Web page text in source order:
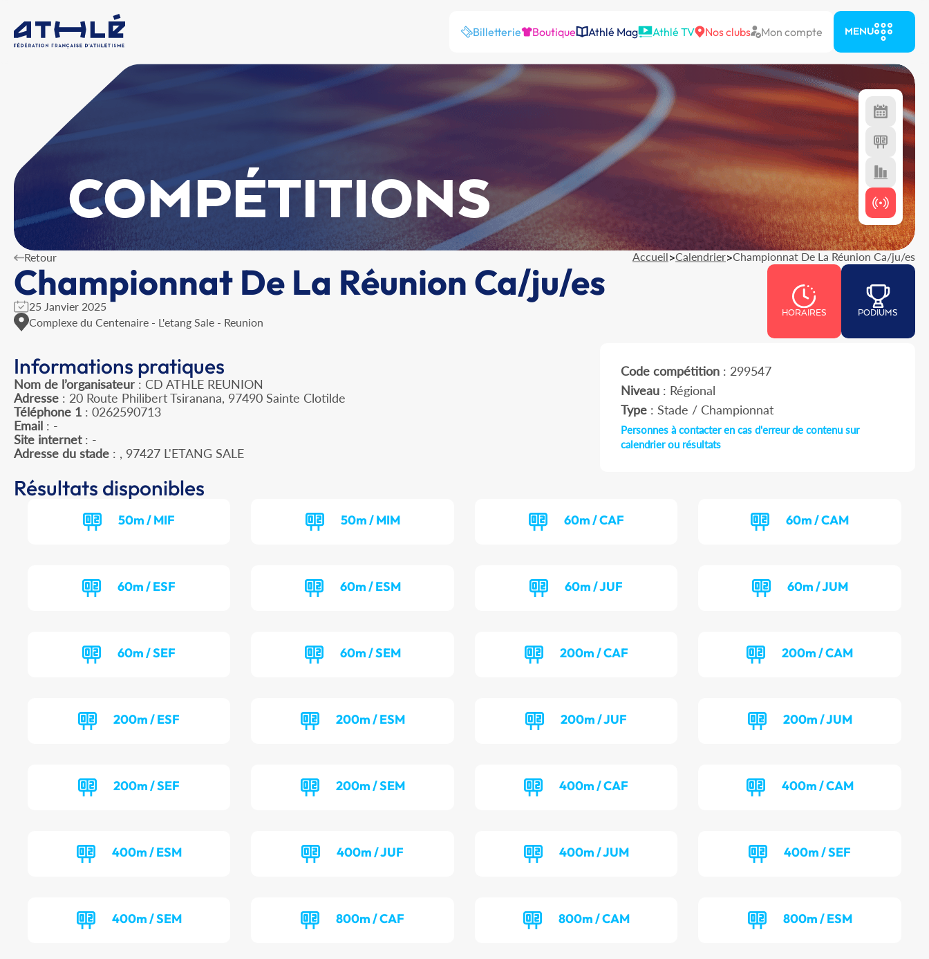
Billetterie Boutique Athlé Mag Athlé TV Nos clubs Mon compte MENU
COMPÉTITIONS
Retour Accueil>Calendrier>Championnat De La Réunion Ca/ju/es
Championnat De La Réunion Ca/ju/es
25 Janvier 2025
Complexe du Centenaire - L'etang Sale - Reunion
HORAIRES PODIUMS
Informations pratiques
Nom de l’organisateur : CD ATHLE REUNION
Adresse : 20 Route Philibert Tsiranana, 97490 Sainte Clotilde
Téléphone 1 : 0262590713
Email : -
Site internet: -
Adresse du stade : , 97427 L'ETANG SALE
Code compétition: 299547
Niveau: Régional
Type: Stade / Championnat
Personnes à contacter en cas d'erreur de contenu sur
calendrier ou résultats
Résultats disponibles
50m / MIF 50m / MIM 60m / CAF 60m / CAM
60m / ESF 60m / ESM 60m / JUF 60m / JUM
60m / SEF 60m / SEM 200m / CAF 200m / CAM
200m / ESF 200m / ESM 200m / JUF 200m / JUM
200m / SEF 200m / SEM 400m / CAF 400m / CAM
400m / ESM 400m / JUF 400m / JUM 400m / SEF
400m / SEM 800m / CAF 800m / CAM 800m / ESM